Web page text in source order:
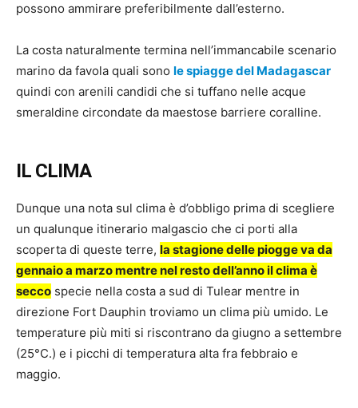
possono ammirare preferibilmente dall’esterno.
La costa naturalmente termina nell’immancabile scenario
marino da favola quali sono le spiagge del Madagascar
quindi con arenili candidi che si tuffano nelle acque
smeraldine circondate da maestose barriere coralline.
IL CLIMA
Dunque una nota sul clima è d’obbligo prima di scegliere
un qualunque itinerario malgascio che ci porti alla
scoperta di queste terre, la stagione delle piogge va da
gennaio a marzo mentre nel resto dell’anno il clima è
secco specie nella costa a sud di Tulear mentre in
direzione Fort Dauphin troviamo un clima più umido. Le
temperature più miti si riscontrano da giugno a settembre
(25°C.) e i picchi di temperatura alta fra febbraio e
maggio.